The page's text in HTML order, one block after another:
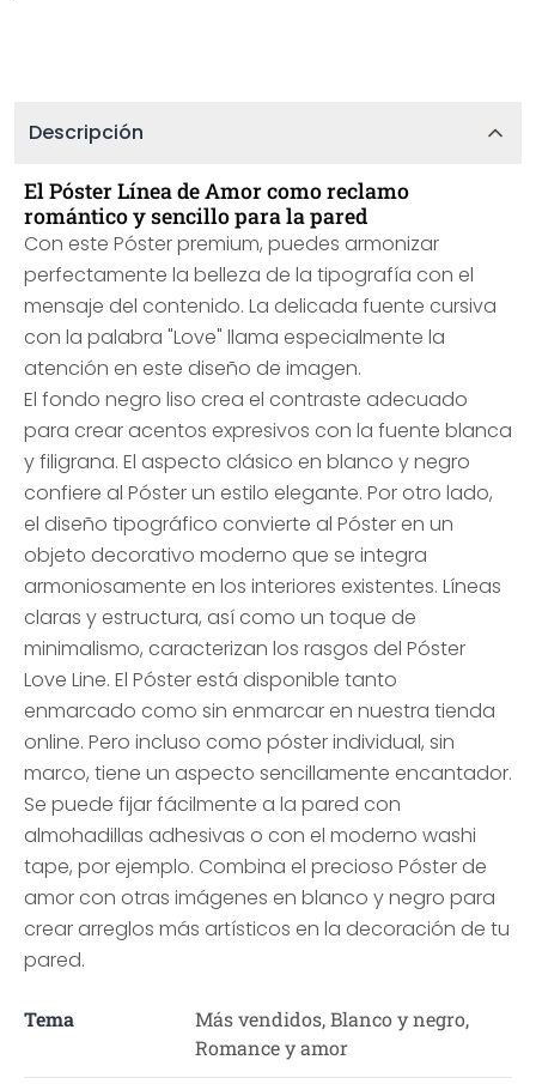
Descripción
El Póster Línea de Amor como reclamo
romántico y sencillo para la pared
Con este Póster premium, puedes armonizar
perfectamente la belleza de la tipografía con el
mensaje del contenido. La delicada fuente cursiva
con la palabra "Love" llama especialmente la
atención en este diseño de imagen.
El fondo negro liso crea el contraste adecuado
para crear acentos expresivos con la fuente blanca
y filigrana. El aspecto clásico en blanco y negro
confiere al Póster un estilo elegante. Por otro lado,
el diseño tipográfico convierte al Póster en un
objeto decorativo moderno que se integra
armoniosamente en los interiores existentes. Líneas
claras y estructura, así como un toque de
minimalismo, caracterizan los rasgos del Póster
Love Line. El Póster está disponible tanto
enmarcado como sin enmarcar en nuestra tienda
online. Pero incluso como póster individual, sin
marco, tiene un aspecto sencillamente encantador.
Se puede fijar fácilmente a la pared con
almohadillas adhesivas o con el moderno washi
tape, por ejemplo. Combina el precioso Póster de
amor con otras imágenes en blanco y negro para
crear arreglos más artísticos en la decoración de tu
pared.
Tema
Más vendidos, Blanco y negro,
Romance y amor